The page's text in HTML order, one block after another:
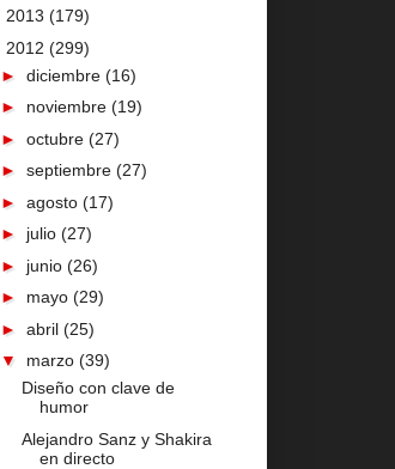
2013 (179)
2012 (299)
► diciembre (16)
► noviembre (19)
► octubre (27)
► septiembre (27)
► agosto (17)
► julio (27)
► junio (26)
► mayo (29)
► abril (25)
▼ marzo (39)
Diseño con clave de
humor
Alejandro Sanz y Shakira
en directo